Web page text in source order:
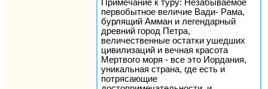
Примечание к туру: Незабываемое
первобытное величие Вади- Рама,
бурлящий Амман и легендарный
древний город Петра,
величественные остатки ушедших
цивилизаций и вечная красота
Мертвого моря - все это Иордания,
уникальная страна, где есть и
потрясающие